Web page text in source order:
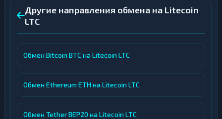
Другие направления обмена на Litecoin
LTC
Обмен Bitcoin BTC на Litecoin LTC
Обмен Ethereum ETH на Litecoin LTC
Обмен Tether BEP20 на Litecoin LTC